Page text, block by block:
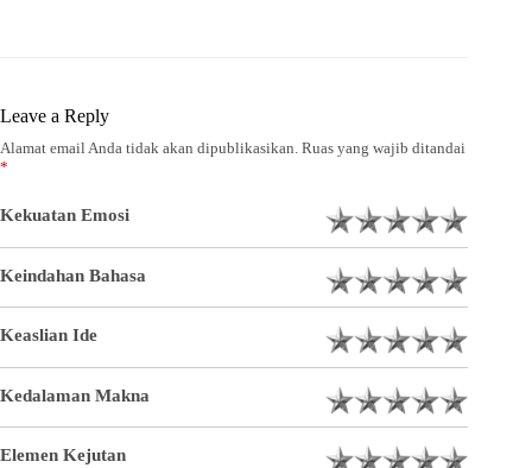
Leave a Reply
Alamat email Anda tidak akan dipublikasikan. Ruas yang wajib ditandai
*
Kekuatan Emosi
Keindahan Bahasa
Keaslian Ide
Kedalaman Makna
Elemen Kejutan